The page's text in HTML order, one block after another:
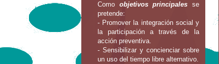
Como objetivos principales se
pretende:
- Promover la integración social y
la participación a través de la
acción preventiva.
- Sensibilizar y concienciar sobre
un uso del tiempo libre alternativo.